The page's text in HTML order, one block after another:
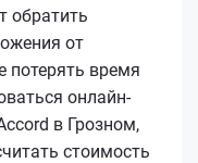
обратить
от
потерять время
онлайн-
в Грозном,
стоимость